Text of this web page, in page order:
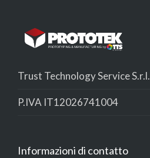
Trust Technology Service S.r.l.
P.IVA IT12026741004
Informazioni di contatto